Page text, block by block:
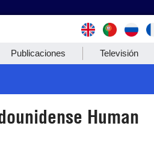
Publicaciones Televisión
Human